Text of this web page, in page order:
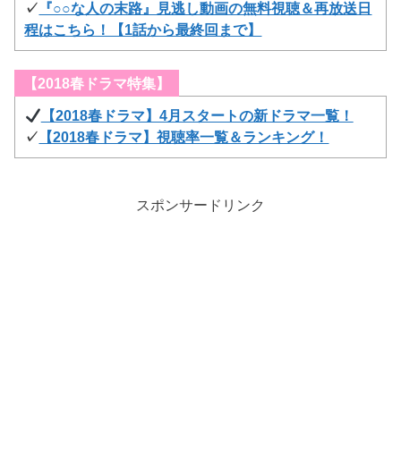
✓
『○○な人の末路』見逃し動画の無料視聴＆再放送日
程はこちら！【1話から最終回まで】
【2018春ドラマ特集】
【2018春ドラマ】4月スタートの新ドラマ一覧！
✓
【2018春ドラマ】視聴率一覧＆ランキング！
スポンサードリンク